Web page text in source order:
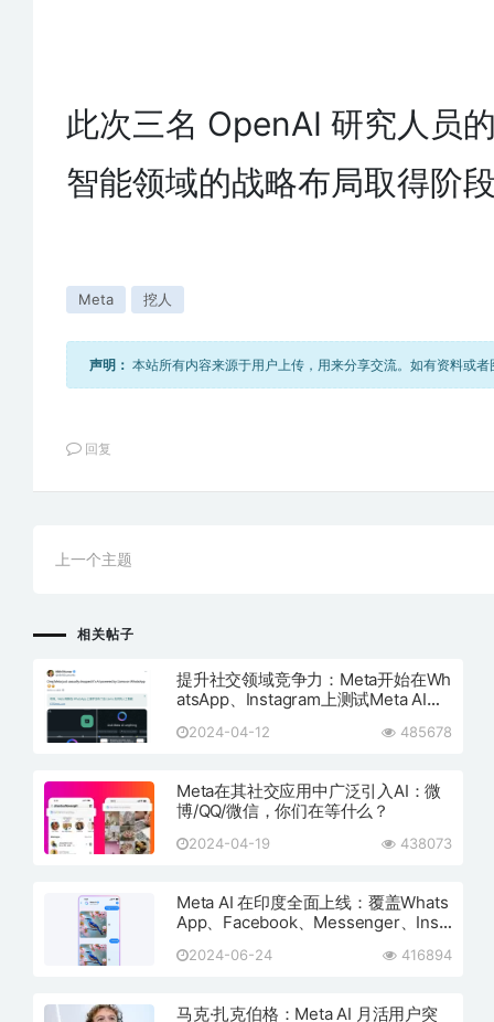
此次三名 OpenAI 研究人员
智能领域的战略布局取得阶
Meta 挖人
声明： 本站所有内容来源于用户上传，用来分享交流。如有资料或
回复
上一个主题
相关帖子
提升社交领域竞争力：Meta开始在Wh
atsApp、Instagram上测试Meta AI聊
2024-04-12 485678
Meta在其社交应用中广泛引入AI：微
博/QQ/微信，你们在等什么？
2024-04-19 438073
Meta AI 在印度全面上线：覆盖Whats
App、Facebook、Messenger、Inst
2024-06-24 416894
马克·扎克伯格：Meta AI 月活用户突